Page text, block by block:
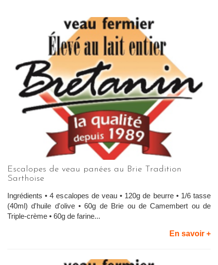
Escalopes de veau panées au Brie Tradition
Sarthoise
Ingrédients • 4 escalopes de veau • 120g de beurre • 1/6 tasse
(40ml) d'huile d'olive • 60g de Brie ou de Camembert ou de
Triple-crème • 60g de farine...
En savoir +